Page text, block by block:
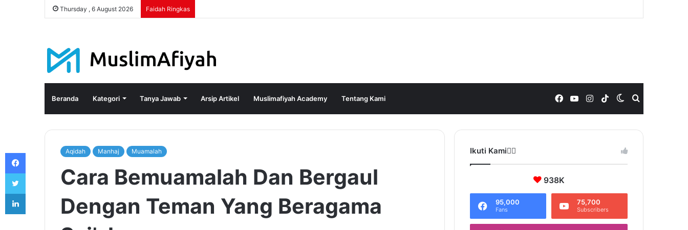
Thursday , 6 August 2026 Faidah Ringkas
Beranda Kategori Tanya Jawab Arsip Artikel Muslimafiyah Academy Tentang Kami Switch
skin
TikTok
Instagram
YouTube
Facebook
Aqidah Manhaj Muamalah
Cara Bemuamalah Dan Bergaul
Dengan Teman Yang Beragama
Ikuti Kami❤️‍🔥
938K
95,000
Fans
75,700
Subscribers
Facebook
Twitter
LinkedIn